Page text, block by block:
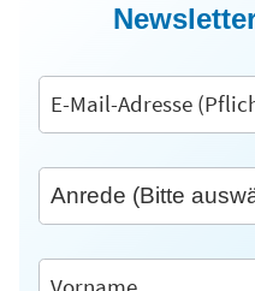
Anmeldung
an
via
Inxmail/Heise